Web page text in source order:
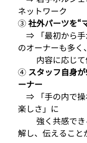
ネットワーク
③社外パーツを“
⇒ 「最初から手
のオーナーも多く、
内容に応じて
④ スタッフ自身
ーナー
⇒ 「手の内で操
楽しさ」に
強く共感でき
解し、伝えること